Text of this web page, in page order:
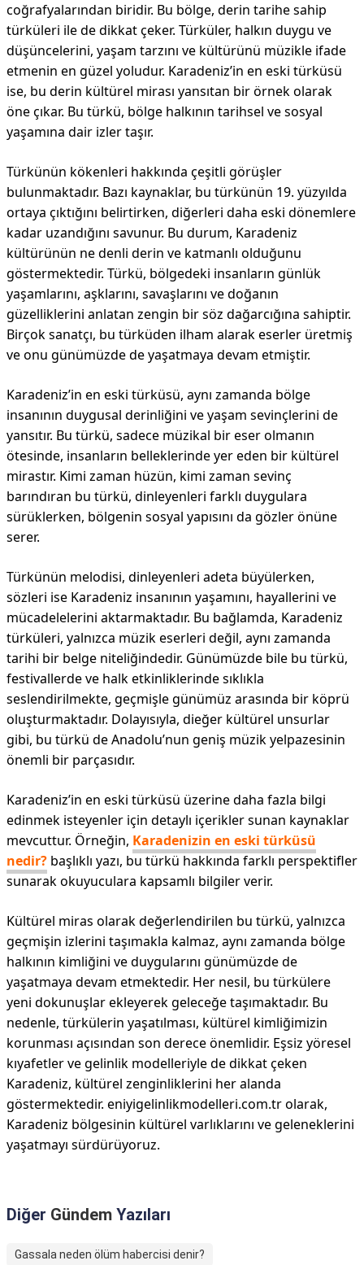
coğrafyalarından biridir. Bu bölge, derin tarihe sahip
türküleri ile de dikkat çeker. Türküler, halkın duygu ve
düşüncelerini, yaşam tarzını ve kültürünü müzikle ifade
etmenin en güzel yoludur. Karadeniz’in en eski türküsü
ise, bu derin kültürel mirası yansıtan bir örnek olarak
öne çıkar. Bu türkü, bölge halkının tarihsel ve sosyal
yaşamına dair izler taşır.
Türkünün kökenleri hakkında çeşitli görüşler
bulunmaktadır. Bazı kaynaklar, bu türkünün 19. yüzyılda
ortaya çıktığını belirtirken, diğerleri daha eski dönemlere
kadar uzandığını savunur. Bu durum, Karadeniz
kültürünün ne denli derin ve katmanlı olduğunu
göstermektedir. Türkü, bölgedeki insanların günlük
yaşamlarını, aşklarını, savaşlarını ve doğanın
güzelliklerini anlatan zengin bir söz dağarcığına sahiptir.
Birçok sanatçı, bu türküden ilham alarak eserler üretmiş
ve onu günümüzde de yaşatmaya devam etmiştir.
Karadeniz’in en eski türküsü, aynı zamanda bölge
insanının duygusal derinliğini ve yaşam sevinçlerini de
yansıtır. Bu türkü, sadece müzikal bir eser olmanın
ötesinde, insanların belleklerinde yer eden bir kültürel
mirastır. Kimi zaman hüzün, kimi zaman sevinç
barındıran bu türkü, dinleyenleri farklı duygulara
sürüklerken, bölgenin sosyal yapısını da gözler önüne
serer.
Türkünün melodisi, dinleyenleri adeta büyülerken,
sözleri ise Karadeniz insanının yaşamını, hayallerini ve
mücadelelerini aktarmaktadır. Bu bağlamda, Karadeniz
türküleri, yalnızca müzik eserleri değil, aynı zamanda
tarihi bir belge niteliğindedir. Günümüzde bile bu türkü,
festivallerde ve halk etkinliklerinde sıklıkla
seslendirilmekte, geçmişle günümüz arasında bir köprü
oluşturmaktadır. Dolayısıyla, dieğer kültürel unsurlar
gibi, bu türkü de Anadolu’nun geniş müzik yelpazesinin
önemli bir parçasıdır.
Karadeniz’in en eski türküsü üzerine daha fazla bilgi
edinmek isteyenler için detaylı içerikler sunan kaynaklar
mevcuttur. Örneğin, Karadenizin en eski türküsü
nedir? başlıklı yazı, bu türkü hakkında farklı perspektifler
sunarak okuyuculara kapsamlı bilgiler verir.
Kültürel miras olarak değerlendirilen bu türkü, yalnızca
geçmişin izlerini taşımakla kalmaz, aynı zamanda bölge
halkının kimliğini ve duygularını günümüzde de
yaşatmaya devam etmektedir. Her nesil, bu türkülere
yeni dokunuşlar ekleyerek geleceğe taşımaktadır. Bu
nedenle, türkülerin yaşatılması, kültürel kimliğimizin
korunması açısından son derece önemlidir. Eşsiz yöresel
kıyafetler ve gelinlik modelleriyle de dikkat çeken
Karadeniz, kültürel zenginliklerini her alanda
göstermektedir. eniyigelinlikmodelleri.com.tr olarak,
Karadeniz bölgesinin kültürel varlıklarını ve geleneklerini
yaşatmayı sürdürüyoruz.
Diğer Gündem Yazıları
Gassala neden ölüm habercisi denir?